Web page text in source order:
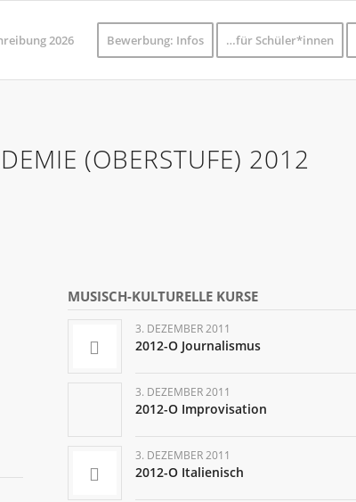
2026 Bewerbung: Infos …für Schüler*innen
(OBERSTUFE) 2012
MUSISCH-KULTURELLE KURSE
3. DEZEMBER 2011
2012-O Journalismus
3. DEZEMBER 2011
2012-O Improvisation
3. DEZEMBER 2011
2012-O Italienisch